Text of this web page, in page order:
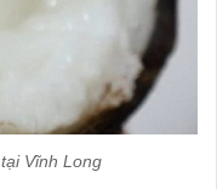
Vĩnh Long